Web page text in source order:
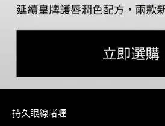
持久眼線啫喱